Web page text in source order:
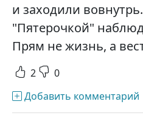
и заходили
"Пятерочкой"
Прям не жизнь, а
2 0
Добавить комментарий